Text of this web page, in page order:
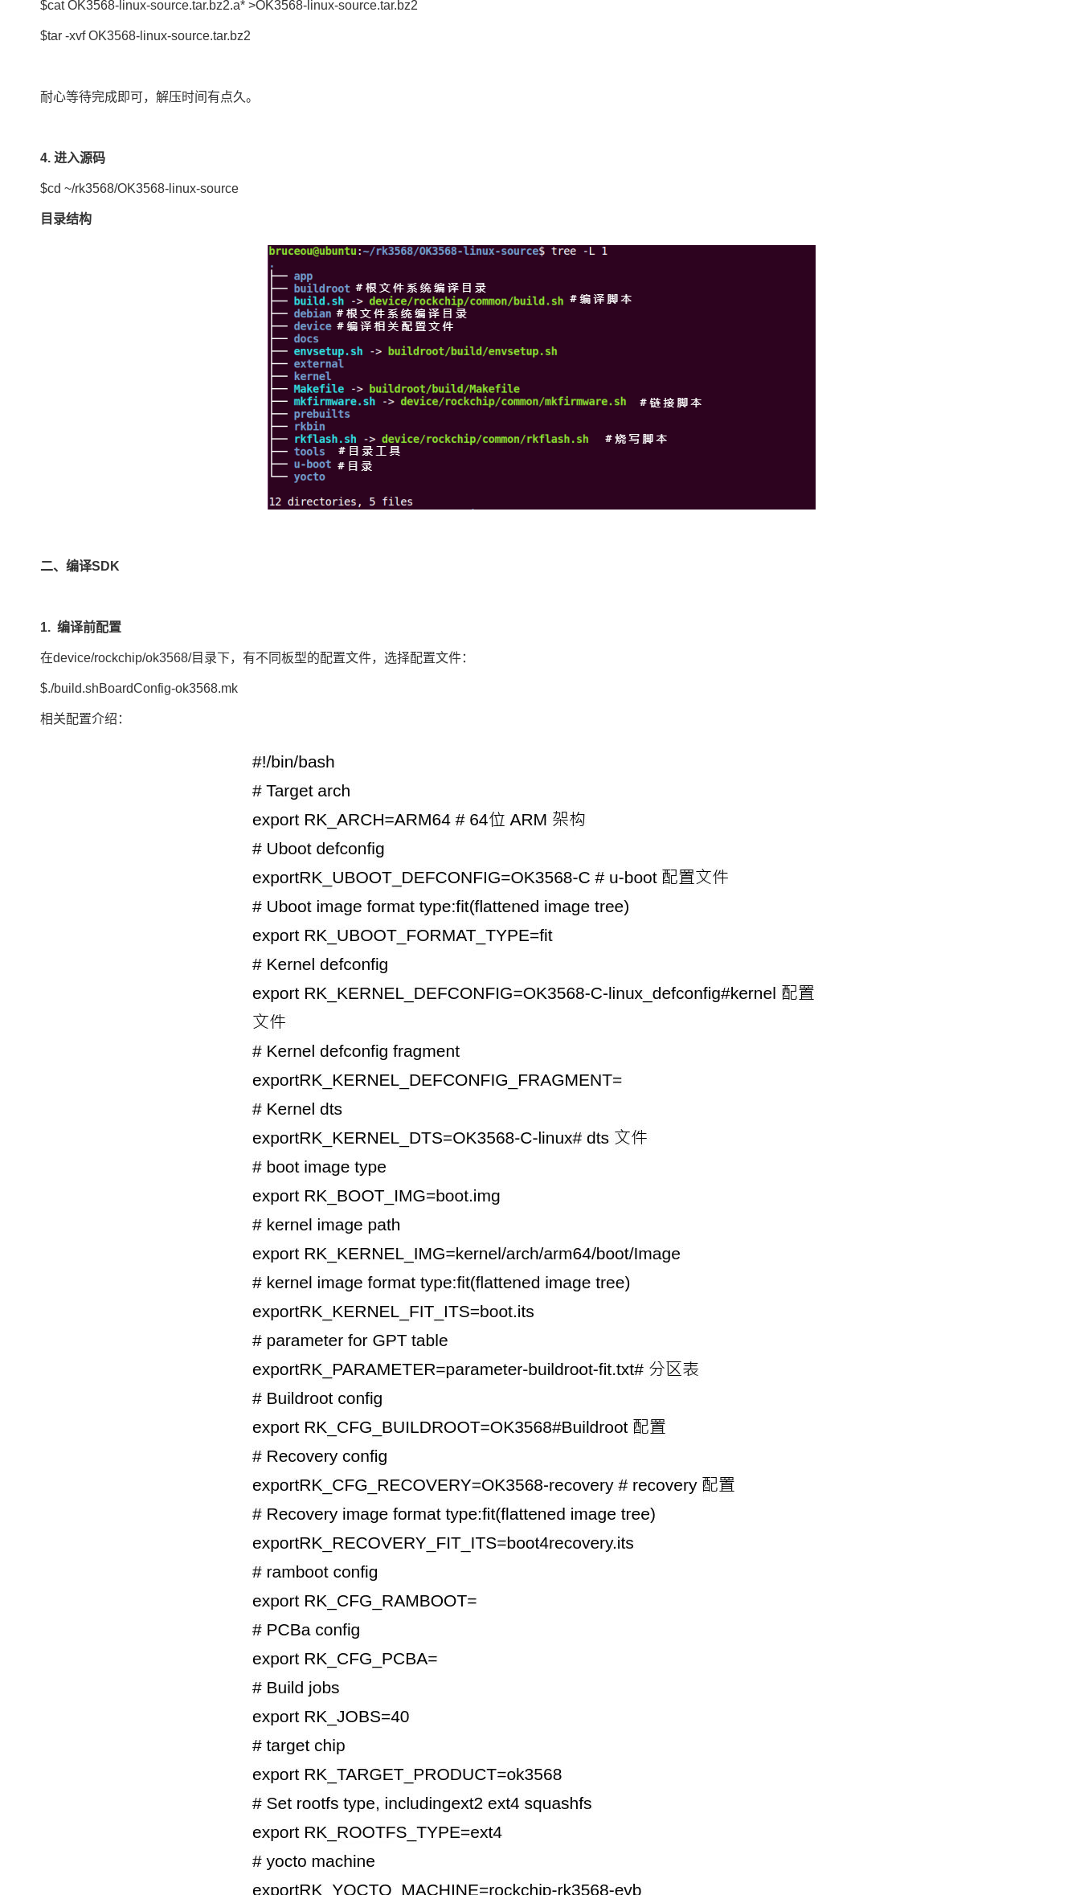
$cat OK3568-linux-source.tar.bz2.a* >OK3568-linux-source.tar.bz2
$tar -xvf OK3568-linux-source.tar.bz2
耐心等待完成即可，解压时间有点久。
4. 进入源码
$cd ~/rk3568/OK3568-linux-source
目录结构
二、编译SDK
1. 编译前配置
在device/rockchip/ok3568/目录下，有不同板型的配置文件，选择配置文件：
$./build.shBoardConfig-ok3568.mk
相关配置介绍：